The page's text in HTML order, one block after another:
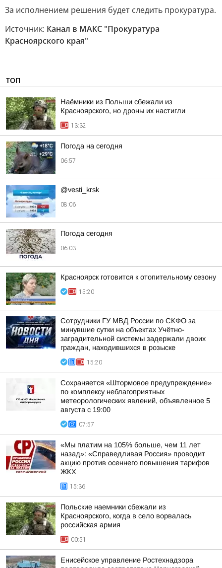
За исполнением решения будет следить прокуратура.
Источник: Канал в МАКС "Прокуратура
Красноярского края"
ТОП
Наёмники из Польши сбежали из
Красноярского, но дроны их настигли
13:32
Погода на сегодня
06:57
@vesti_krsk
08:06
Погода сегодня
06:03
Красноярск готовится к отопительному сезону
15:20
Сотрудники ГУ МВД России по СКФО за
минувшие сутки на объектах Учётно-
заградительной системы задержали двоих
граждан, находившихся в розыске
15:20
Сохраняется «Штормовое предупреждение»
по комплексу неблагоприятных
метеорологических явлений, объявленное 5
августа с 19:00
07:57
«Мы платим на 105% больше, чем 11 лет
назад»: «Справедливая Россия» проводит
акцию против осеннего повышения тарифов
ЖКХ
15:36
Польские наемники сбежали из
Красноярского, когда в село ворвалась
российская армия
00:51
Енисейское управление Ростехнадзора